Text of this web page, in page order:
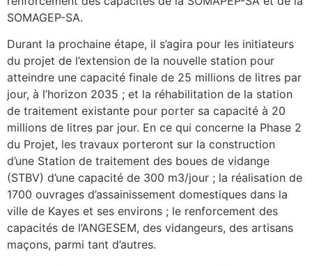
SOMAGEP-SA.
Durant la prochaine étape, il s’agira pour les initiateurs
du projet de l’extension de la nouvelle station pour
atteindre une capacité finale de 25 millions de litres par
jour, à l’horizon 2035 ; et la réhabilitation de la station
de traitement existante pour porter sa capacité à 20
millions de litres par jour. En ce qui concerne la Phase 2
du Projet, les travaux porteront sur la construction
d’une Station de traitement des boues de vidange
(STBV) d’une capacité de 300 m3/jour ; la réalisation de
1700 ouvrages d’assainissement domestiques dans la
ville de Kayes et ses environs ; le renforcement des
capacités de l’ANGESEM, des vidangeurs, des artisans
maçons, parmi tant d’autres.